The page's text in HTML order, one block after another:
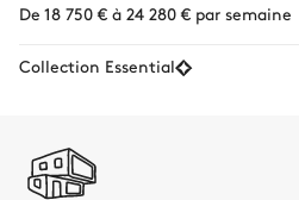
De 18 750 € à 24 280 € par semaine
Collection Essential